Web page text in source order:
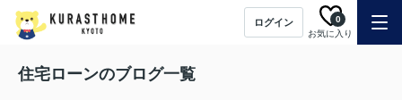
ログイン
お気に入り
0
住宅ローンのブログ一覧